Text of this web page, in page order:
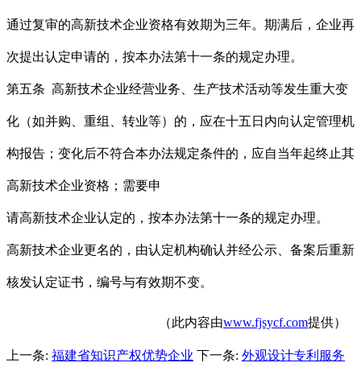
通过复审的高新技术企业资格有效期为三年。期满后，企业再
次提出认定申请的，按本办法第十一条的规定办理。
第五条 高新技术企业经营业务、生产技术活动等发生重大变
化（如并购、重组、转业等）的，应在十五日内向认定管理机
构报告；变化后不符合本办法规定条件的，应自当年起终止其
高新技术企业资格；需要申
请高新技术企业认定的，按本办法第十一条的规定办理。
高新技术企业更名的，由认定机构确认并经公示、备案后重新
核发认定证书，编号与有效期不变。
（此内容由www.fjsycf.com提供）
上一条: 福建省知识产权优势企业 下一条: 外观设计专利服务